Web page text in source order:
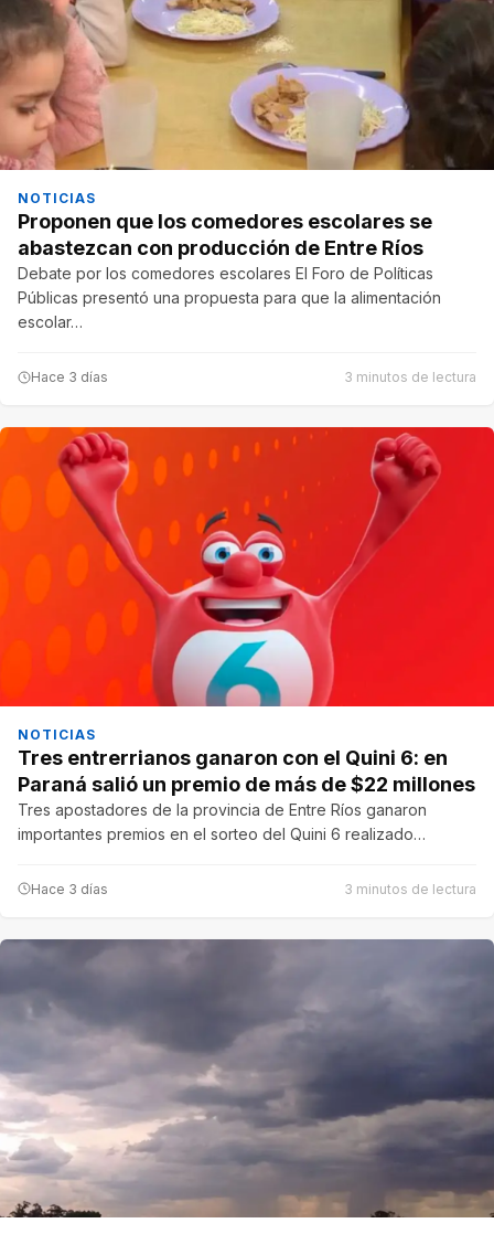
NOTICIAS
Proponen que los comedores escolares se
abastezcan con producción de Entre Ríos
Debate por los comedores escolares El Foro de Políticas
Públicas presentó una propuesta para que la alimentación
escolar…
Hace 3 días 3 minutos de lectura
NOTICIAS
Tres entrerrianos ganaron con el Quini 6: en
Paraná salió un premio de más de $22 millones
Tres apostadores de la provincia de Entre Ríos ganaron
importantes premios en el sorteo del Quini 6 realizado…
Hace 3 días 3 minutos de lectura